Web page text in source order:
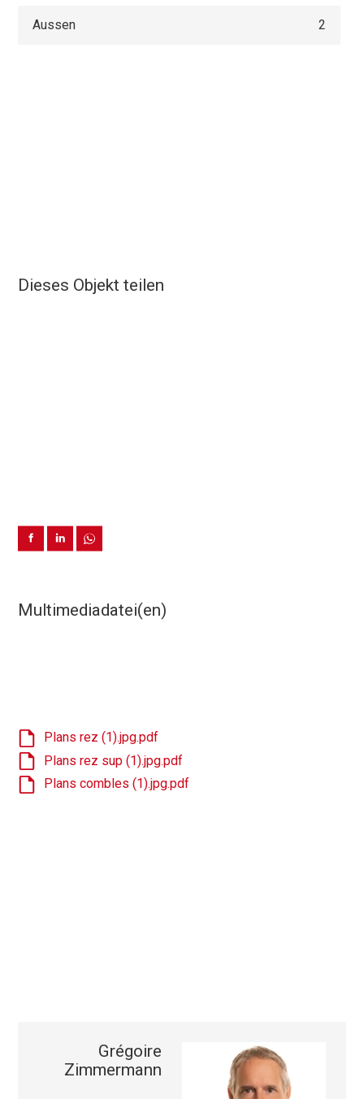
Aussen 2
Dieses Objekt teilen
Multimediadatei(en)
Plans rez (1).jpg.pdf
Plans rez sup (1).jpg.pdf
Plans combles (1).jpg.pdf
Grégoire
Zimmermann